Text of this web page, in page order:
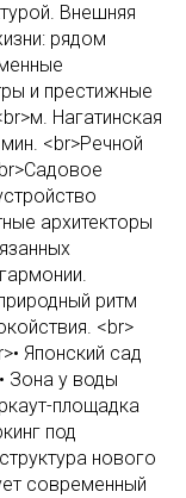
Внешняя
рядом
и престижные
Нагатинская
<br>Речной
архитекторы
ритм
<br>
Японский сад
Зона у воды
площадка
под
нового
современный